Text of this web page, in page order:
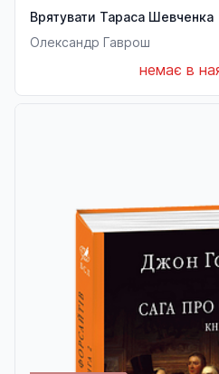
Врятувати Тараса Шевченка
Олександр Гаврош
немає в